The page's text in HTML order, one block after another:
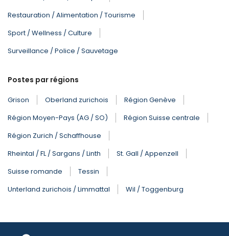
Restauration / Alimentation / Tourisme
Sport / Wellness / Culture
Surveillance / Police / Sauvetage
Postes par régions
Grison Oberland zurichois
Région Genève
Région Moyen-Pays (AG / SO)
Région Suisse centrale
Région Zurich / Schaffhouse
Rheintal / FL / Sargans / Linth
St. Gall / Appenzell
Suisse romande
Tessin
Unterland zurichois / Limmattal
Wil / Toggenburg